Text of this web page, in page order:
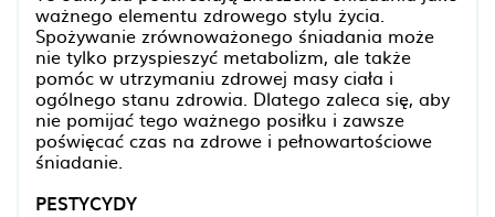
ważnego elementu zdrowego stylu życia.
Spożywanie zrównoważonego śniadania może
nie tylko przyspieszyć metabolizm, ale także
pomóc w utrzymaniu zdrowej masy ciała i
ogólnego stanu zdrowia. Dlatego zaleca się, aby
nie pomijać tego ważnego posiłku i zawsze
poświęcać czas na zdrowe i pełnowartościowe
śniadanie.
PESTYCYDY